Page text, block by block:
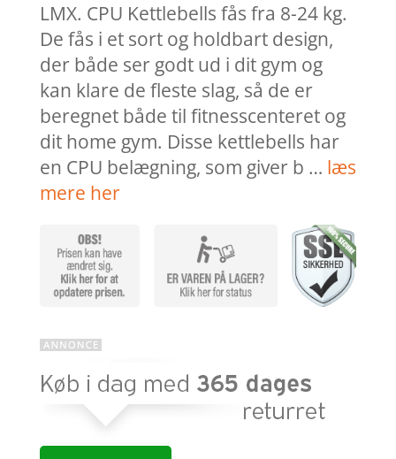
LMX. CPU Kettlebells fås fra 8-24 kg.
De fås i et sort og holdbart design,
der både ser godt ud i dit gym og
kan klare de fleste slag, så de er
beregnet både til fitnesscenteret og
dit home gym. Disse kettlebells har
en CPU belægning, som giver b … læs
mere her